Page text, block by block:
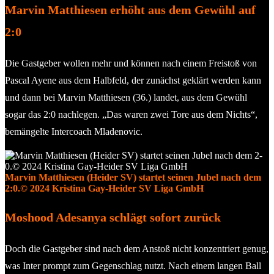
Marvin Matthiesen erhöht aus dem Gewühl auf
2:0
Die Gastgeber wollen mehr und können nach einem Freistoß von
Pascal Ayene aus dem Halbfeld, der zunächst geklärt werden kann
und dann bei Marvin Matthiesen (36.) landet, aus dem Gewühl
sogar das 2:0 nachlegen. „Das waren zwei Tore aus dem Nichts“,
bemängelte Intercoach Mladenovic.
Marvin Matthiesen (Heider SV) startet seinen Jubel nach dem
2:0.© 2024 Kristina Gay-Heider SV Liga GmbH
Moshood Adesanya schlägt sofort zurück
Doch die Gastgeber sind nach dem Anstoß nicht konzentriert genug,
was Inter prompt zum Gegenschlag nutzt. Nach einem langen Ball